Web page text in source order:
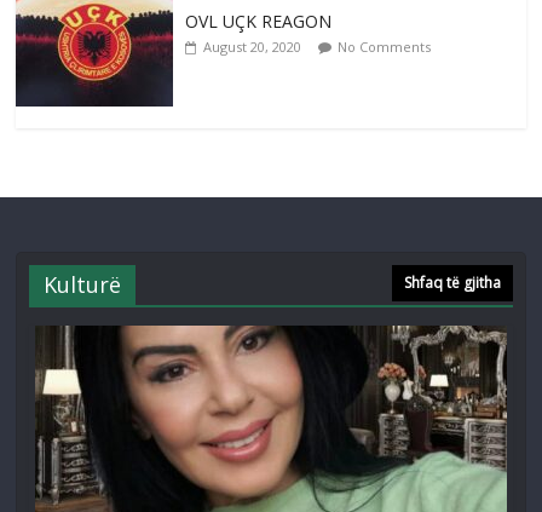
OVL UÇK REAGON
August 20, 2020 No Comments
Kulturë Shfaq të gjitha